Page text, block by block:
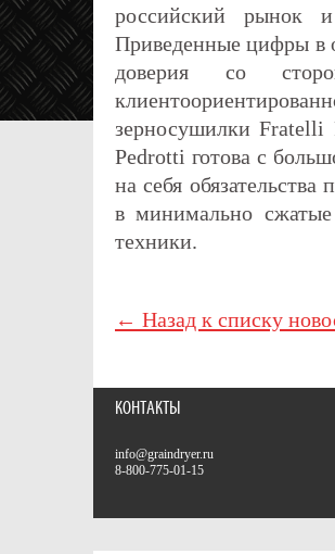
российский рынок и
Приведенные цифры в
доверия со
зерносушилки
Pedrotti готова с
на себя
в минимально
техники.
← Назад к списку
КОНТАКТЫ
info@graindryer.ru
8-800-775-01-15